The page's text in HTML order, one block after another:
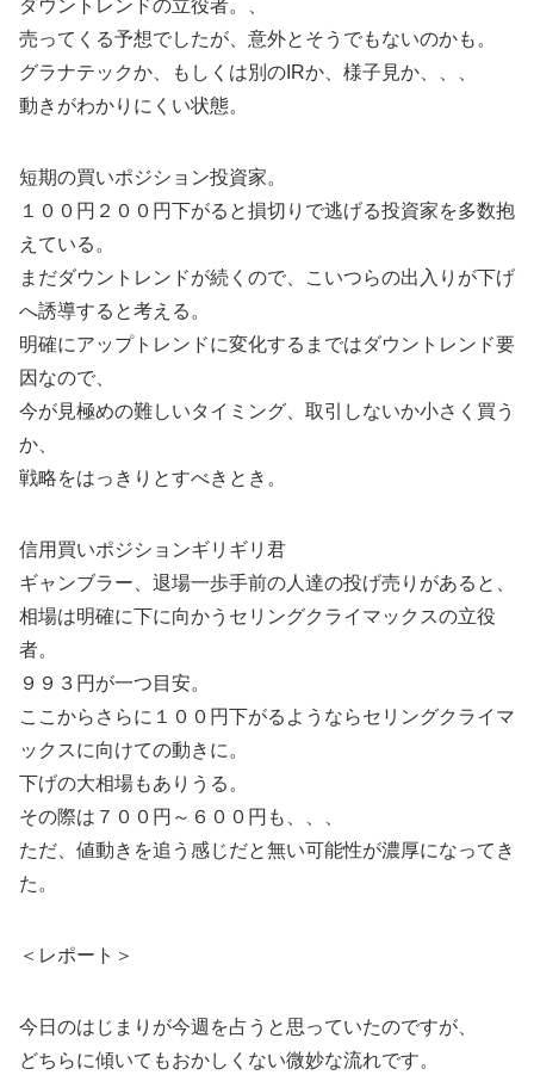
ダウントレンドの立役者。、
売ってくる予想でしたが、意外とそうでもないのかも。
グラナテックか、もしくは別のIRか、様子見か、、、
動きがわかりにくい状態。
短期の買いポジション投資家。
１００円２００円下がると損切りで逃げる投資家を多数抱
えている。
まだダウントレンドが続くので、こいつらの出入りが下げ
へ誘導すると考える。
明確にアップトレンドに変化するまではダウントレンド要
因なので、
今が見極めの難しいタイミング、取引しないか小さく買う
か、
戦略をはっきりとすべきとき。
信用買いポジションギリギリ君
ギャンブラー、退場一歩手前の人達の投げ売りがあると、
相場は明確に下に向かうセリングクライマックスの立役
者。
９９３円が一つ目安。
ここからさらに１００円下がるようならセリングクライマ
ックスに向けての動きに。
下げの大相場もありうる。
その際は７００円～６００円も、、、
ただ、値動きを追う感じだと無い可能性が濃厚になってき
た。
＜レポート＞
今日のはじまりが今週を占うと思っていたのですが、
どちらに傾いてもおかしくない微妙な流れです。